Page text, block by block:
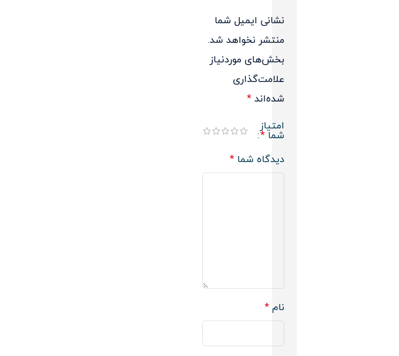
نشانی ایمیل شما
منتشر نخواهد شد.
بخش‌های موردنیاز
علامت‌گذاری
شده‌اند *
امتیاز
شما *
دیدگاه شما *
نام *